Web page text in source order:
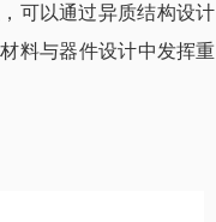
可以通过异质结构设计
料与器件设计中发挥重